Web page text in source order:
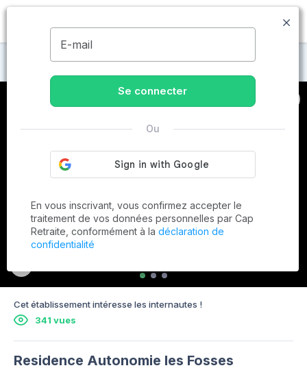
MENU
Maisons de retraite à Saint-Cyr-sur-Loire
Cet établissement intéresse les internautes !
341 vues
Residence Autonomie les Fosses
E-mail
Se connecter
Ou
En vous inscrivant, vous confirmez accepter le
traitement de vos données personnelles par Cap
Retraite, conformément à la déclaration de
confidentialité